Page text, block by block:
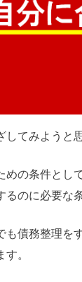
してみようと
めの条件とし
るのに必要な
も債務整理を
。